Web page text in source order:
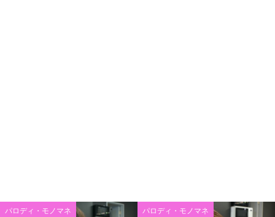
パロディ・モノマネ パロディ・モノマネ